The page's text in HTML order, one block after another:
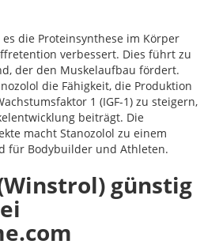
die Proteinsynthese im Körper
verbessert. Dies führt zu
der den Muskelaufbau fördert.
die Fähigkeit, die Produktion
1 (IGF-1) zu steigern,
beiträgt. Die
macht Stanozolol zu einem
für Bodybuilder und Athleten.
günstig